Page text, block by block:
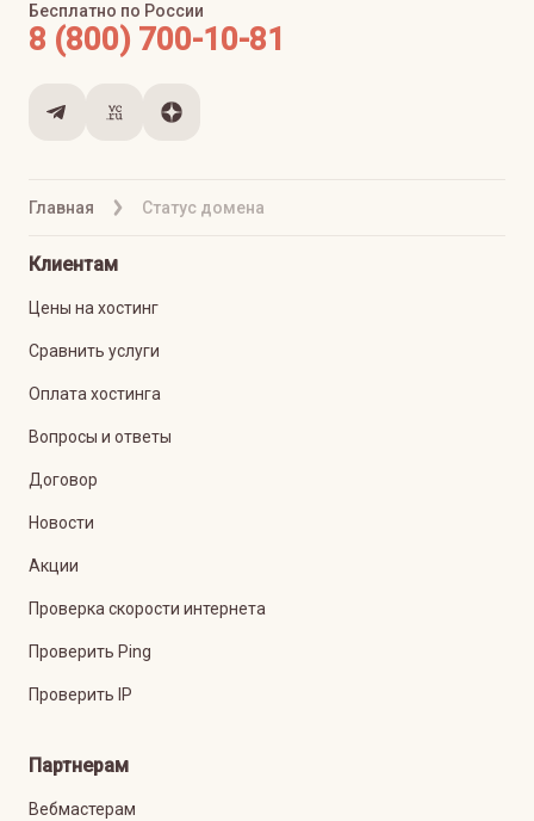
Главная Статус домена
Бесплатно по России
8 (800) 700-10-81
Клиентам
Цены на хостинг
Сравнить услуги
Оплата хостинга
Вопросы и ответы
Договор
Новости
Акции
Проверка скорости интернета
Проверить Ping
Проверить IP
Партнерам
Вебмастерам